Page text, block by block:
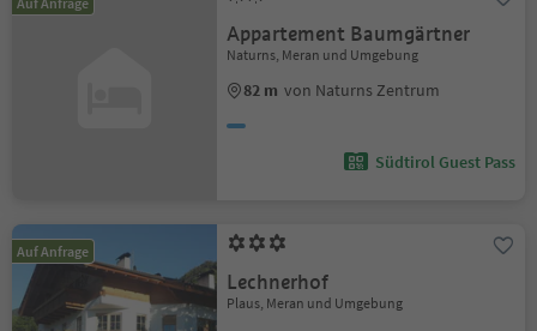
Appartement Baumgärtner
Naturns, Meran und Umgebung
82 m von Naturns Zentrum
Südtirol Guest Pass
Auf Anfrage
Lechnerhof
Plaus, Meran und Umgebung